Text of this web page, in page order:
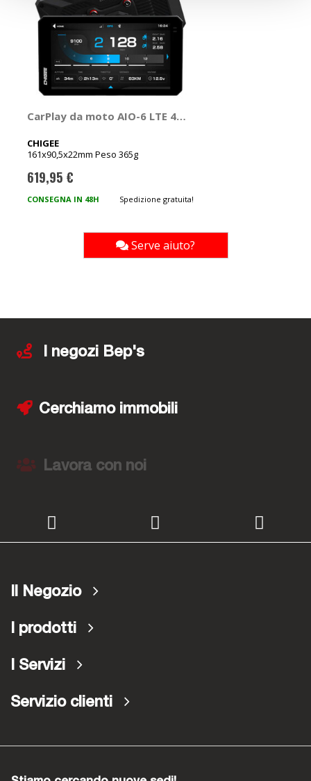
CarPlay da moto AIO-6 LTE 4G - CHIGEE
CHIGEE
161x90,5x22mm Peso 365g
619,95 €
CONSEGNA IN 48H Spedizione gratuita!
Serve aiuto?
I negozi Bep's
Cerchiamo immobili
Lavora con noi
Il Negozio
I prodotti
I Servizi
Servizio clienti